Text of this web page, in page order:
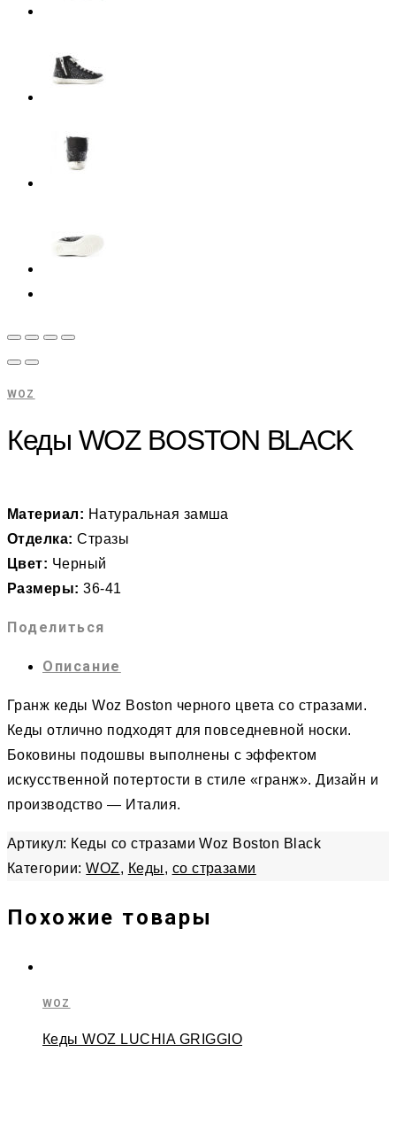
WOZ
Кеды WOZ BOSTON BLACK
Материал: Натуральная замша
Отделка:Стразы
Цвет: Черный
Размеры:36-41
Поделиться
Описание
Гранж кеды Woz Boston черного цвета со стразами.
Кеды отлично подходят для повседневной носки.
Боковины подошвы выполнены с эффектом
искусственной потертости в стиле «гранж». Дизайн и
производство — Италия.
Артикул: Кеды со стразами Woz Boston Black
Категории:WOZ, Кеды, со стразами
Похожие товары
WOZ
Кеды WOZ LUCHIA GRIGGIO